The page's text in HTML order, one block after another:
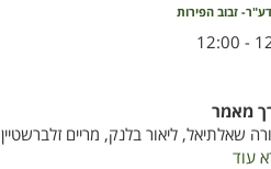
מאמר
שאלתיאל, ליאור בלנק, מריים זלברשטיין
עוד